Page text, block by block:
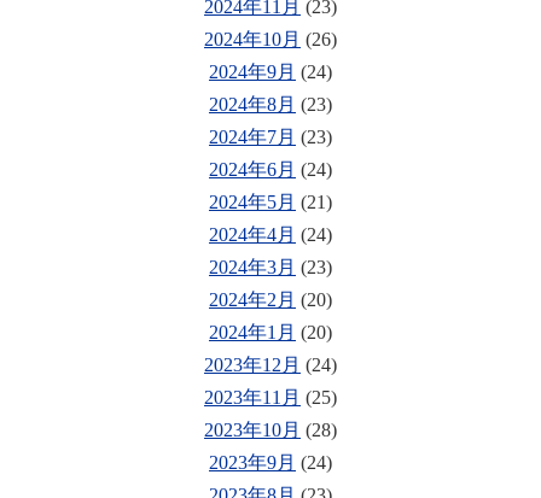
2024年11月 (23)
2024年10月 (26)
2024年9月 (24)
2024年8月 (23)
2024年7月 (23)
2024年6月 (24)
2024年5月 (21)
2024年4月 (24)
2024年3月 (23)
2024年2月 (20)
2024年1月 (20)
2023年12月 (24)
2023年11月 (25)
2023年10月 (28)
2023年9月 (24)